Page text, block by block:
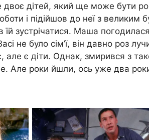
двоє дітей, який ще може бути
і підійшов до неї з великим
їй зустрічатися. Маша
не було сім’ї, він давно роз
але є діти. Однак, змирився з
Але роки йшли, ось уже два